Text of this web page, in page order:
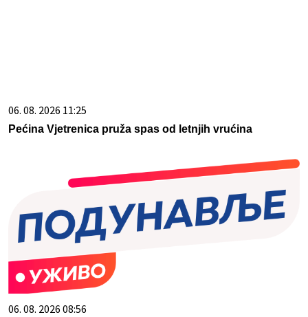
06. 08. 2026 11:25
Pećina Vjetrenica pruža spas od letnjih vrućina
06. 08. 2026 08:56